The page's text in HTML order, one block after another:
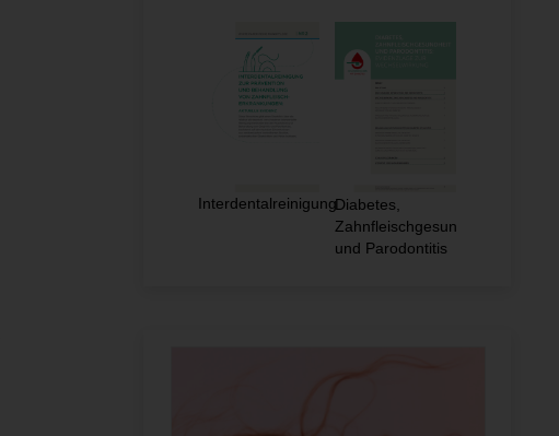
InterdentalreinigungDiabetes,
Zahnfleischgesundheit
und Parodontitis